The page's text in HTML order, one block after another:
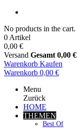
No products in the cart.
0 Artikel
0,00 €
Versand Gesamt 0,00 €
Warenkorb Kaufen
Warenkorb 0,00 €
Menu
Zurück
HOME
THEMEN
Best Of